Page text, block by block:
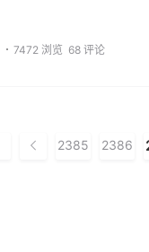
7472 浏览 68 评论
2385 2386